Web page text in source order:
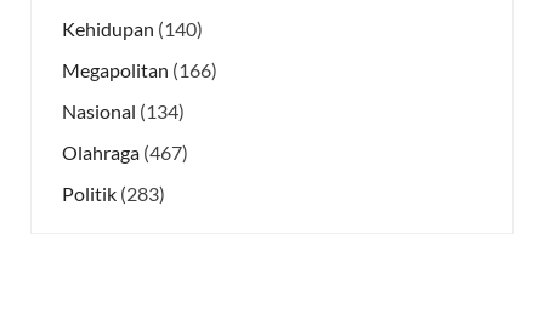
Kehidupan (140)
Megapolitan (166)
Nasional (134)
Olahraga (467)
Politik (283)